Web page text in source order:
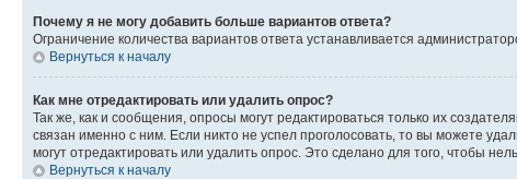
Почему я не могу добавить больше вариантов ответа?
Ограничение количества вариантов ответа устанавливается
Вернуться к началу
Как мне отредактировать или удалить опрос?
Так же, как и сообщения, опросы могут редактироваться только их
связан именно с ним. Если никто не успел проголосовать, то вы можете
могут отредактировать или удалить опрос. Это сделано для того, чтобы
Вернуться к началу